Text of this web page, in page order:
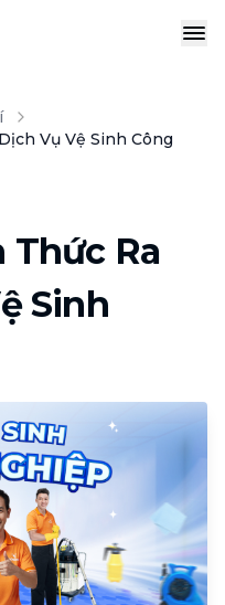
Vụ Vệ Sinh Công
Thức Ra
Sinh